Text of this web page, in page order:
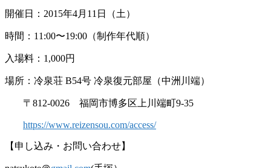
開催日：2015年4月11日（土）
時間：11:00〜19:00（制作年代順）
入場料：1,000円
場所：冷泉荘 B54号 冷泉復元部屋（中洲川端）
〒812-0026 福岡市博多区上川端町9-35
https://www.reizensou.com/access/
【申し込み・お問い合わせ】